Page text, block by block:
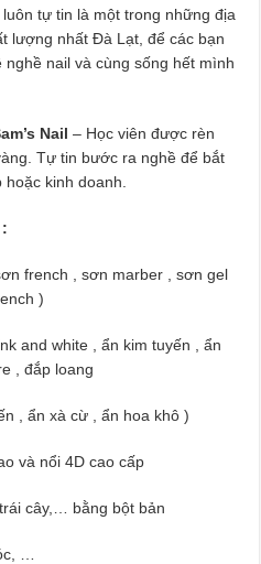
luôn tự tin là một trong những địa
lượng nhất Đà Lạt, để các bạn
nail và cùng sống hết mình
Nail– Học viên được rèn
Tự tin bước ra nghề để bắt
kinh doanh.
french , sơn marber , sơn gel
)
and white , ẩn kim tuyến , ẩn
, đắp loang
, ẩn xà cừ , ẩn hoa khô )
và nổi 4D cao cấp
cây,… bằng bột bản
…